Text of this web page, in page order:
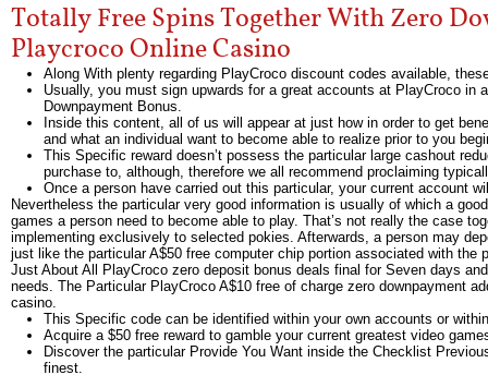
Totally Free Spins Together With Zero
Playcroco Online Casino
Along With plenty regarding PlayCroco discount codes available,
Usually, you must sign upwards for a great accounts at PlayCroco
Downpayment Bonus.
Inside this content, all of us will appear at just how in order to get
and what an individual want to become able to realize prior to you
This Specific reward doesn’t possess the particular large cashout
purchase to, although, therefore we all recommend proclaiming
Once a person have carried out this particular, your current account
Nevertheless the particular very good information is usually of which a
games a person need to become able to play. That’s not really the case
implementing exclusively to selected pokies. Afterwards, a person may
just like the particular A$50 free computer chip portion associated with
Just About All PlayCroco zero deposit bonus deals final for Seven days
needs. The Particular PlayCroco A$10 free of charge zero downpayment
casino.
This Specific code can be identified within your own accounts or
Acquire a $50 free reward to gamble your current greatest video
Discover the particular Provide You Want inside the Checklist
finest.